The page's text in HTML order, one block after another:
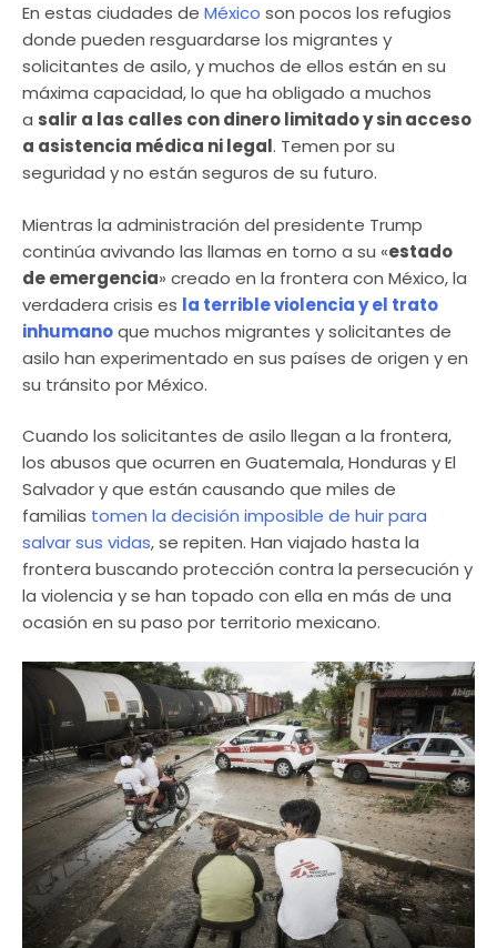
En estas ciudades de México son pocos los refugios
donde pueden resguardarse los migrantes y
solicitantes de asilo, y muchos de ellos están en su
máxima capacidad, lo que ha obligado a muchos
a salir a las calles con dinero limitado y sin acceso
a asistencia médica ni legal. Temen por su
seguridad y no están seguros de su futuro.
Mientras la administración del presidente Trump
continúa avivando las llamas en torno a su «estado
de emergencia» creado en la frontera con México, la
verdadera crisis es la terrible violencia y el trato
inhumanoque muchos migrantes y solicitantes de
asilo han experimentado en sus países de origen y en
su tránsito por México.
Cuando los solicitantes de asilo llegan a la frontera,
los abusos que ocurren en Guatemala, Honduras y El
Salvador y que están causando que miles de
familias tomen la decisión imposible de huir para
salvar sus vidas, se repiten. Han viajado hasta la
frontera buscando protección contra la persecución y
la violencia y se han topado con ella en más de una
ocasión en su paso por territorio mexicano.